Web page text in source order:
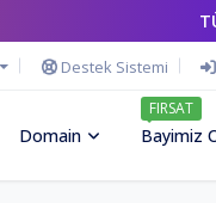
Destek Sistemi
Domain
FIRSAT
Bayimiz